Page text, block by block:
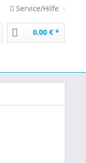
Service/Hilfe
0,00 € *